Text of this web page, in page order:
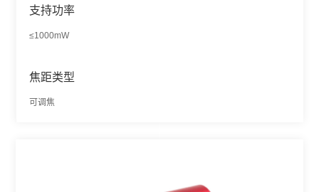
支持功率
≤1000mW
焦距类型
可调焦